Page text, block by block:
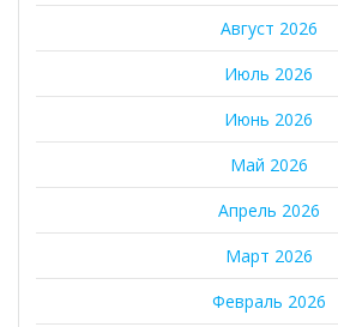
Август 2026
Июль 2026
Июнь 2026
Май 2026
Апрель 2026
Март 2026
Февраль 2026